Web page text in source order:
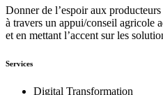
Donner de l’espoir aux
à travers un appui/conseil agricole
et en mettant l’accent sur les
Services
Digital Transformation